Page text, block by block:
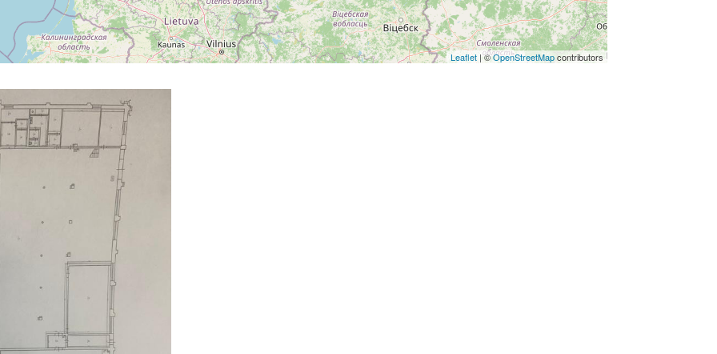
Leaflet | ©OpenStreetMapcontributors